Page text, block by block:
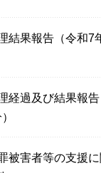
結果報告（令和7
経過及び結果報
害者等の支援に